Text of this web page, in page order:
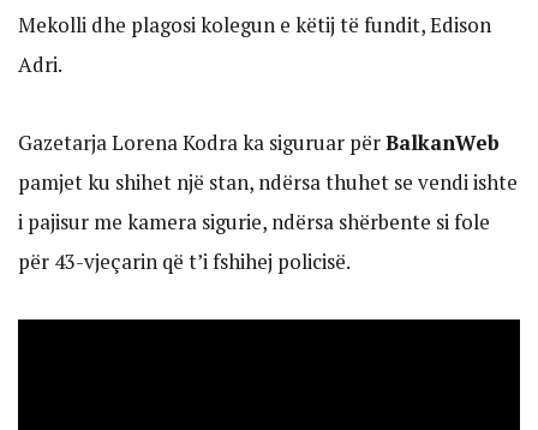
Mekolli dhe plagosi kolegun e këtij të fundit, Edison
Adri.
Gazetarja Lorena Kodra ka siguruar përBalkanWeb
pamjet ku shihet një stan, ndërsa thuhet se vendi ishte
i pajisur me kamera sigurie, ndërsa shërbente si fole
për 43-vjeçarin që t’i fshihej policisë.